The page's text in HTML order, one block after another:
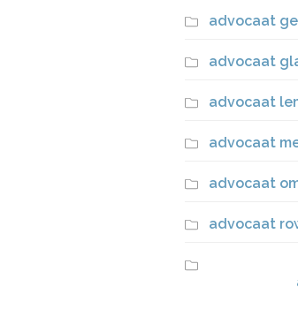
advocaat
advocaat
advocaat
advocaat
advocaat
advocaat